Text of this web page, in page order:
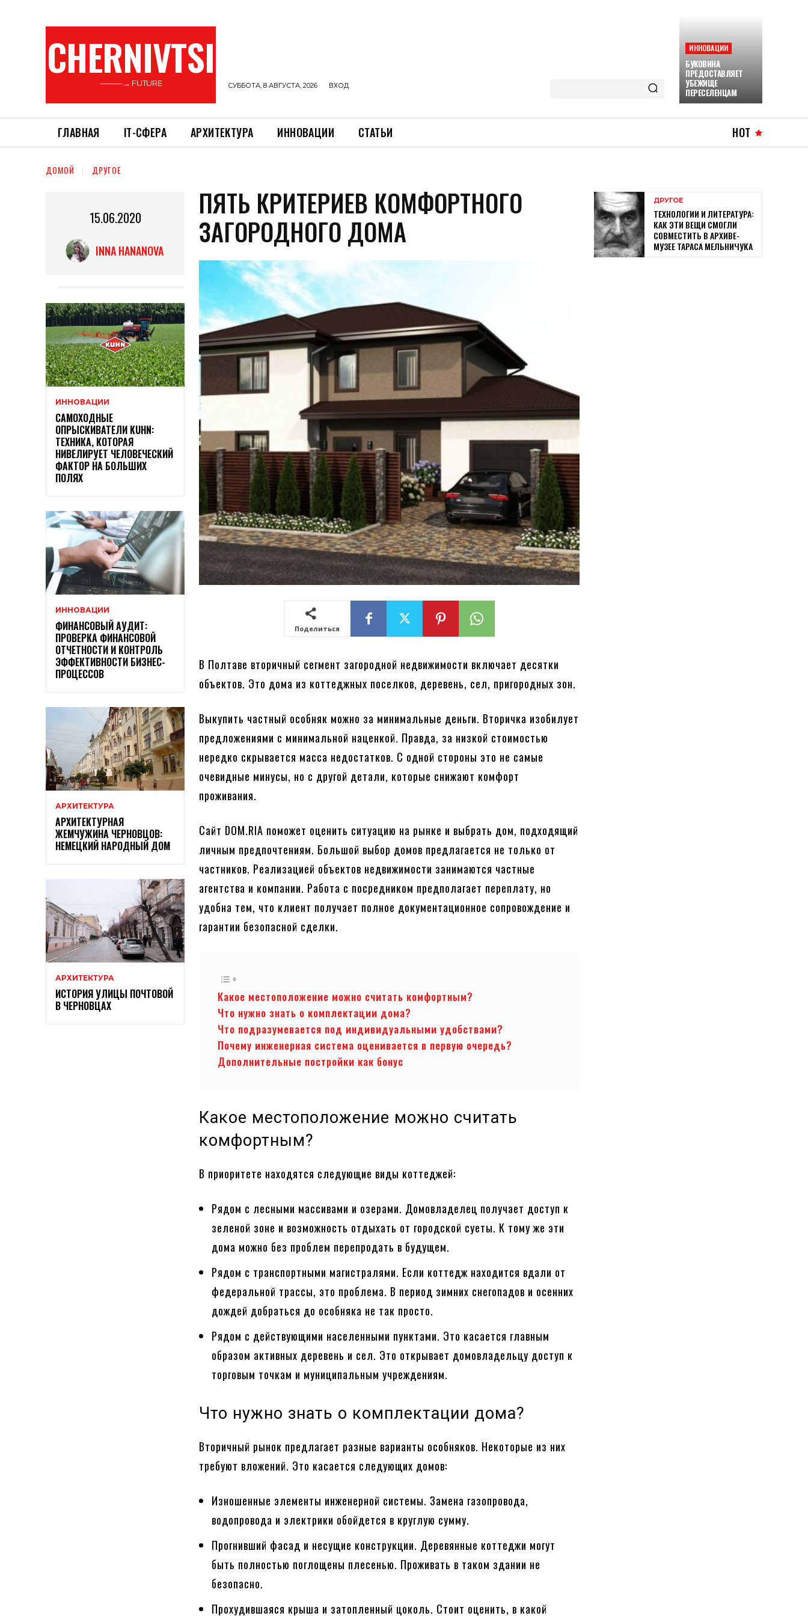
CHERNIVTSI
———→ FUTURE СУББОТА, 8 АВГУСТА, 2026 ВХОД
ИННОВАЦИИ
БУКОВИНА
ПРЕДОСТАВЛЯЕТ
УБЕЖИЩЕ
ПЕРЕСЕЛЕНЦАМ
ГЛАВНАЯ ІТ-СФЕРА АРХИТЕКТУРА ИННОВАЦИИ СТАТЬИ HOT
ДОМОЙ ДРУГОЕ
15.06.2020
INNA HANANOVA
ИННОВАЦИИ
САМОХОДНЫЕ
ОПРЫСКИВАТЕЛИ KUHN:
ТЕХНИКА, КОТОРАЯ
НИВЕЛИРУЕТ ЧЕЛОВЕЧЕСКИЙ
ФАКТОР НА БОЛЬШИХ
ПОЛЯХ
ИННОВАЦИИ
ФИНАНСОВЫЙ АУДИТ:
ПРОВЕРКА ФИНАНСОВОЙ
ОТЧЕТНОСТИ И КОНТРОЛЬ
ЭФФЕКТИВНОСТИ БИЗНЕС-
ПРОЦЕССОВ
АРХИТЕКТУРА
АРХИТЕКТУРНАЯ
ЖЕМЧУЖИНА ЧЕРНОВЦОВ:
НЕМЕЦКИЙ НАРОДНЫЙ ДОМ
АРХИТЕКТУРА
ИСТОРИЯ УЛИЦЫ ПОЧТОВОЙ
В ЧЕРНОВЦАХ
ПЯТЬ КРИТЕРИЕВ КОМФОРТНОГО
ЗАГОРОДНОГО ДОМА
Поделиться
В Полтаве вторичный сегмент загородной недвижимости включает десятки
объектов. Это дома из коттеджных поселков, деревень, сел, пригородных зон.
Выкупить частный особняк можно за минимальные деньги. Вторичка изобилует
предложениями с минимальной наценкой. Правда, за низкой стоимостью
нередко скрывается масса недостатков. С одной стороны это не самые
очевидные минусы, но с другой детали, которые снижают комфорт
проживания.
Сайт DOM.RIA поможет оценить ситуацию на рынке и выбрать дом, подходящий
личным предпочтениям. Большой выбор домов предлагается не только от
частников. Реализацией объектов недвижимости занимаются частные
агентства и компании. Работа с посредником предполагает переплату, но
удобна тем, что клиент получает полное документационное сопровождение и
гарантии безопасной сделки.
Какое местоположение можно считать комфортным?
Что нужно знать о комплектации дома?
Что подразумевается под индивидуальными удобствами?
Почему инженерная система оценивается в первую очередь?
Дополнительные постройки как бонус
Какое местоположение можно считать
комфортным?
В приоритете находятся следующие виды коттеджей:
Рядом с лесными массивами и озерами. Домовладелец получает доступ к
зеленой зоне и возможность отдыхать от городской суеты. К тому же эти
дома можно без проблем перепродать в будущем.
Рядом с транспортными магистралями. Если коттедж находится вдали от
федеральной трассы, это проблема. В период зимних снегопадов и осенних
дождей добраться до особняка не так просто.
Рядом с действующими населенными пунктами. Это касается главным
образом активных деревень и сел. Это открывает домовладельцу доступ к
торговым точкам и муниципальным учреждениям.
Что нужно знать о комплектации дома?
Вторичный рынок предлагает разные варианты особняков. Некоторые из них
требуют вложений. Это касается следующих домов:
Изношенные элементы инженерной системы. Замена газопровода,
водопровода и электрики обойдется в круглую сумму.
Прогнивший фасад и несущие конструкции. Деревянные коттеджи могут
быть полностью поглощены плесенью. Проживать в таком здании не
безопасно.
Прохудившаяся крыша и затопленный цоколь. Стоит оценить, в какой
ДРУГОЕ
ТЕХНОЛОГИИ И ЛИТЕРАТУРА:
КАК ЭТИ ВЕЩИ СМОГЛИ
СОВМЕСТИТЬ В АРХИВЕ-
МУЗЕЕ ТАРАСА МЕЛЬНИЧУКА